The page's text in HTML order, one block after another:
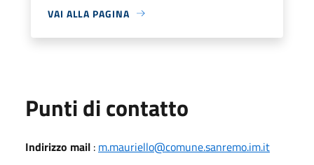
VAI ALLA PAGINA
Punti di contatto
Indirizzo mail : m.mauriello@comune.sanremo.im.it